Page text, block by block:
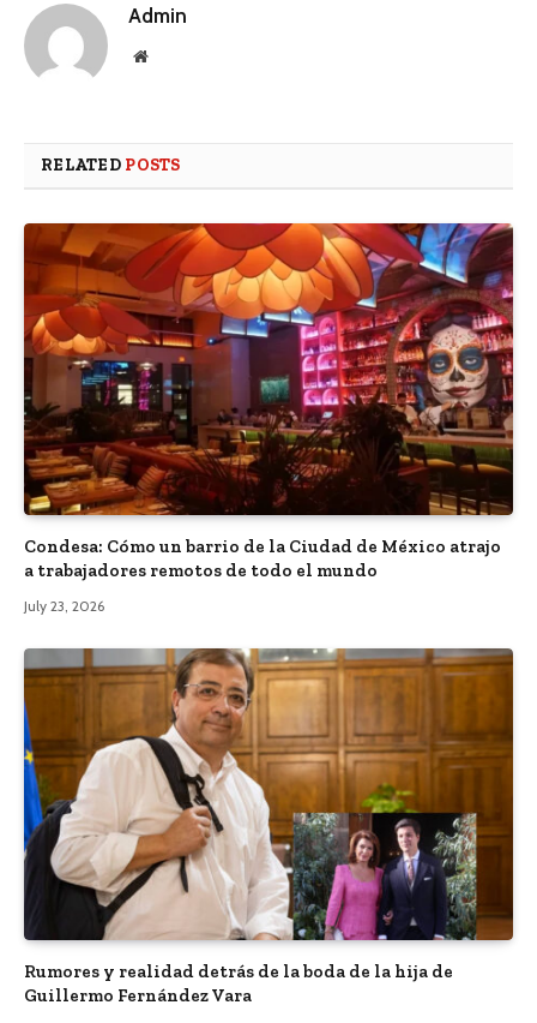
Admin
Website
RELATED POSTS
Condesa: Cómo un barrio de la Ciudad de México atrajo
a trabajadores remotos de todo el mundo
July 23, 2026
Rumores y realidad detrás de la boda de la hija de
Guillermo Fernández Vara